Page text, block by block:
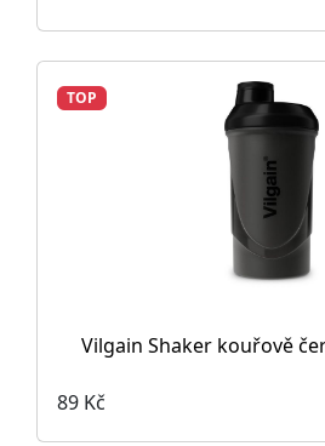
TOP
Vilgain Shaker kouřově
89 Kč